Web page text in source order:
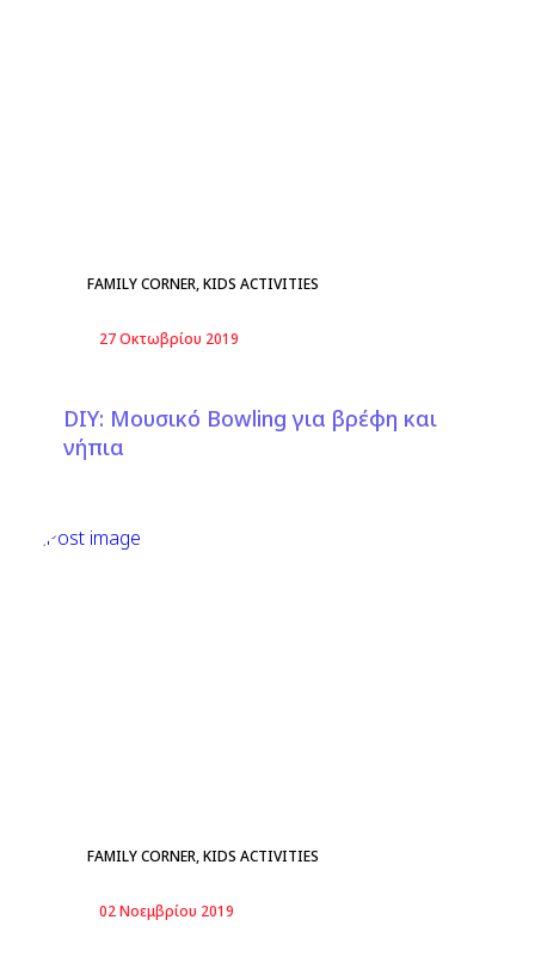
FAMILY CORNER,KIDS ACTIVITIES
27 Οκτωβρίου 2019
DIΥ: Μουσικό Bowling για βρέφη και
νήπια
FAMILY CORNER,KIDS ACTIVITIES
02 Νοεμβρίου 2019